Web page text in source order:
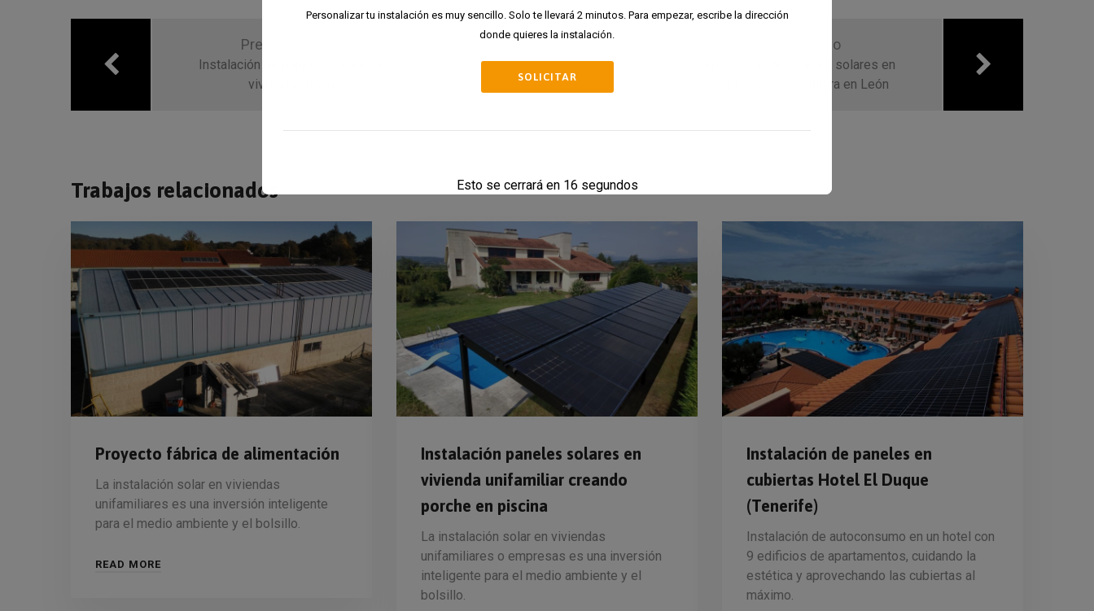
entradas
Previous Trabajo
Instalación de paneles solares en
vivienda en Vigo
Next Trabajo
Instalación de paneles solares en
empresa de agricultura en León
Trabajos relacionados
Proyecto fábrica de alimentación
La instalación solar en viviendas
unifamiliares es una inversión inteligente
para el medio ambiente y el bolsillo.
READ MORE
Instalación paneles solares en
vivienda unifamiliar creando
porche en piscina
La instalación solar en viviendas
unifamiliares o empresas es una inversión
inteligente para el medio ambiente y el
bolsillo.
Instalación de paneles en
cubiertas Hotel El Duque
(Tenerife)
Instalación de autoconsumo en un hotel con
9 edificios de apartamentos, cuidando la
estética y aprovechando las cubiertas al
máximo.
Personalizar tu instalación es muy sencillo. Solo te llevará 2 minutos. Para empezar, escribe la dirección
donde quieres la instalación.
SOLICITAR
Esto se cerrará en 15 segundos